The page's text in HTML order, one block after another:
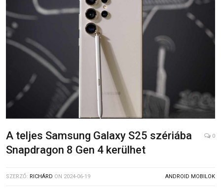
A teljes Samsung Galaxy S25 szériába
Snapdragon 8 Gen 4 kerülhet
0
SZERZŐ: RICHÁRD ON 2024-06-19 ANDROID MOBILOK